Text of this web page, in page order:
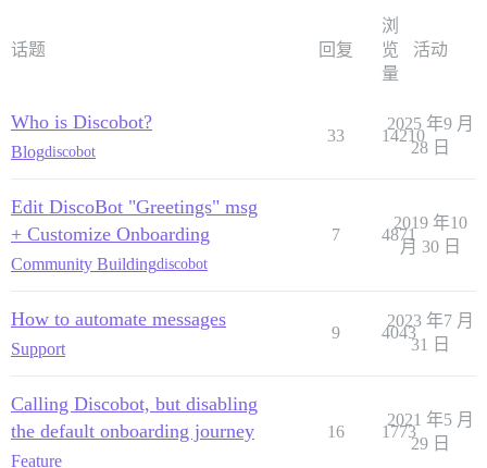
话题 回复
浏
览
量
活动
Who is Discobot?
Blogdiscobot
33 14210
2025 年9 月
28 日
Edit DiscoBot "Greetings" msg
+ Customize Onboarding
Community Buildingdiscobot
7 4871
2019 年10
月 30 日
How to automate messages
Support
9 4043
2023 年7 月
31 日
Calling Discobot, but disabling
the default onboarding journey
Feature
16 1773
2021 年5 月
29 日